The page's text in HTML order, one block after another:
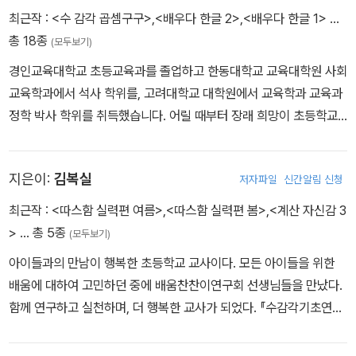
최근작 : <수 감각 곱셈구구>,<배우다 한글 2>,<배우다 한글 1> …
총 18종 (모두보기)
경인교육대학교 초등교육과를 졸업하고 한동대학교 교육대학원 사회
교육학과에서 석사 학위를, 고려대학교 대학원에서 교육학과 교육과
정학 박사 학위를 취득했습니다. 어릴 때부터 장래 희망이 초등학교
과 함께 연구하고 실천해 오고 있습니다. 주요 공동 연구 및 개발 도서
로는 『찬찬한글』, 『따스함』, 『교실을 위한 곱셈구구』, 『나의 레켄렉』,
『똑똑수학탐험대』, 『한글 또박또박』 등이 있습니다.
지은이: 김복실 저자파일 신간알림 신청
최근작 : <따스함 실력편 여름>,<따스함 실력편 봄>,<계산 자신감 3
> … 총 5종 (모두보기)
아이들과의 만남이 행복한 초등학교 교사이다. 모든 아이들을 위한
배움에 대하여 고민하던 중에 배움찬찬이연구회 선생님들을 만났다.
함께 연구하고 실천하며, 더 행복한 교사가 되었다. 『수감각기초연산